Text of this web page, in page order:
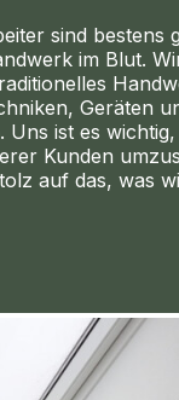
sind bestens
im Blut.
Geräten
Uns ist es wichtig,
Kunden
auf das, was